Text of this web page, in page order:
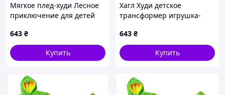
Мягкое плед-худи Лесное
приключение для детей
643 ₴
Купить
Хагл Худи детское
трансформер игрушка-
643 ₴
Купить